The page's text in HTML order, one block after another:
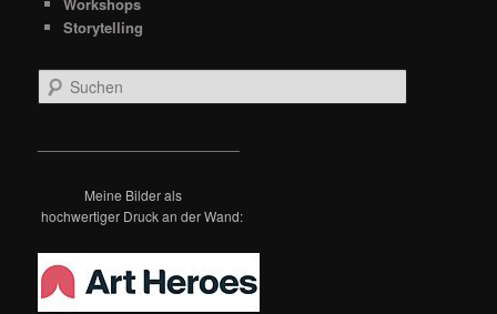
Workshops
Storytelling
u
Meine Bilder als
hochwertiger Druck an der Wand: